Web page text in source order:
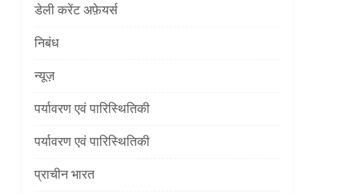
डेली करेंट अफ़ेयर्स
निबंध
न्यूज़
पर्यावरण एवं पारिस्थितिकी
पर्यावरण एवं पारिस्थितिकी
प्राचीन भारत